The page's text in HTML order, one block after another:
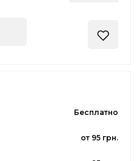
Бесплатно
от 95 грн.